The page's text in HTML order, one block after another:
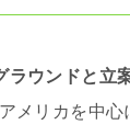
ラウンドと立
メリカを中心